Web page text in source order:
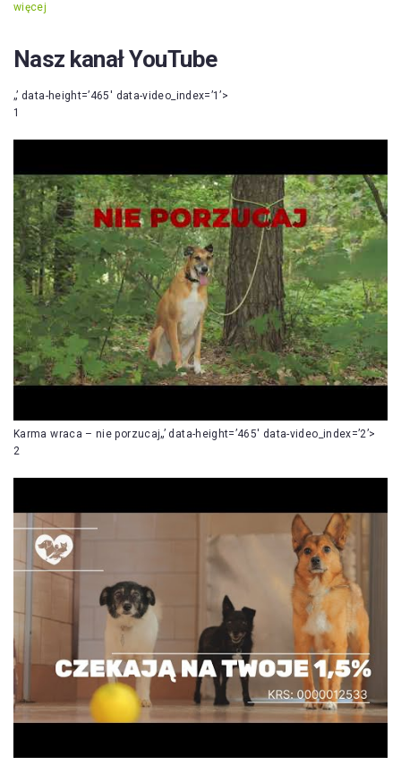
więcej
Nasz kanał YouTube
„’ data-height=’465′ data-video_index=’1’>
1
Karma wraca – nie porzucaj„’ data-height=’465′ data-video_index=’2’>
2